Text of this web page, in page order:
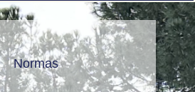
Normas